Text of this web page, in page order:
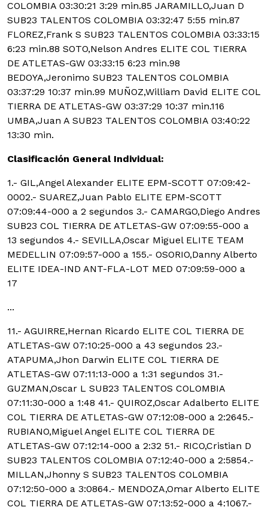
COLOMBIA 03:30:21 3:29 min.85 JARAMILLO,Juan D
SUB23 TALENTOS COLOMBIA 03:32:47 5:55 min.87
FLOREZ,Frank S SUB23 TALENTOS COLOMBIA 03:33:15
6:23 min.88 SOTO,Nelson Andres ELITE COL TIERRA
DE ATLETAS-GW 03:33:15 6:23 min.98
BEDOYA,Jeronimo SUB23 TALENTOS COLOMBIA
03:37:29 10:37 min.99 MUÑOZ,William David ELITE COL
TIERRA DE ATLETAS-GW 03:37:29 10:37 min.116
UMBA,Juan A SUB23 TALENTOS COLOMBIA 03:40:22
13:30 min.
Clasificación General Individual:
1.- GIL,Angel Alexander ELITE EPM-SCOTT 07:09:42-
0002.- SUAREZ,Juan Pablo ELITE EPM-SCOTT
07:09:44-000 a 2 segundos 3.- CAMARGO,Diego Andres
SUB23 COL TIERRA DE ATLETAS-GW 07:09:55-000 a
13 segundos 4.- SEVILLA,Oscar Miguel ELITE TEAM
MEDELLIN 07:09:57-000 a 155.- OSORIO,Danny Alberto
ELITE IDEA-IND ANT-FLA-LOT MED 07:09:59-000 a
17
...
11.- AGUIRRE,Hernan Ricardo ELITE COL TIERRA DE
ATLETAS-GW 07:10:25-000 a 43 segundos 23.-
ATAPUMA,Jhon Darwin ELITE COL TIERRA DE
ATLETAS-GW 07:11:13-000 a 1:31 segundos 31.-
GUZMAN,Oscar L SUB23 TALENTOS COLOMBIA
07:11:30-000 a 1:48 41.- QUIROZ,Oscar Adalberto ELITE
COL TIERRA DE ATLETAS-GW 07:12:08-000 a 2:2645.-
RUBIANO,Miguel Angel ELITE COL TIERRA DE
ATLETAS-GW 07:12:14-000 a 2:32 51.- RICO,Cristian D
SUB23 TALENTOS COLOMBIA 07:12:40-000 a 2:5854.-
MILLAN,Jhonny S SUB23 TALENTOS COLOMBIA
07:12:50-000 a 3:0864.- MENDOZA,Omar Alberto ELITE
COL TIERRA DE ATLETAS-GW 07:13:52-000 a 4:1067.-